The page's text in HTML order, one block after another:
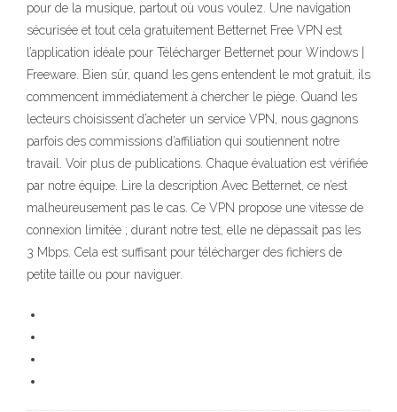
pour de la musique, partout où vous voulez. Une navigation
sécurisée et tout cela gratuitement Betternet Free VPN est
l’application idéale pour Télécharger Betternet pour Windows |
Freeware. Bien sûr, quand les gens entendent le mot gratuit, ils
commencent immédiatement à chercher le piège. Quand les
lecteurs choisissent d’acheter un service VPN, nous gagnons
parfois des commissions d’affiliation qui soutiennent notre
travail. Voir plus de publications. Chaque évaluation est vérifiée
par notre équipe. Lire la description Avec Betternet, ce n’est
malheureusement pas le cas. Ce VPN propose une vitesse de
connexion limitée ; durant notre test, elle ne dépassait pas les
3 Mbps. Cela est suffisant pour télécharger des fichiers de
petite taille ou pour naviguer.